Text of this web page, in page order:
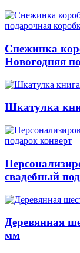
Снежинка
Новогодняя
Шкатулка
свадебный
Деревянная
мм